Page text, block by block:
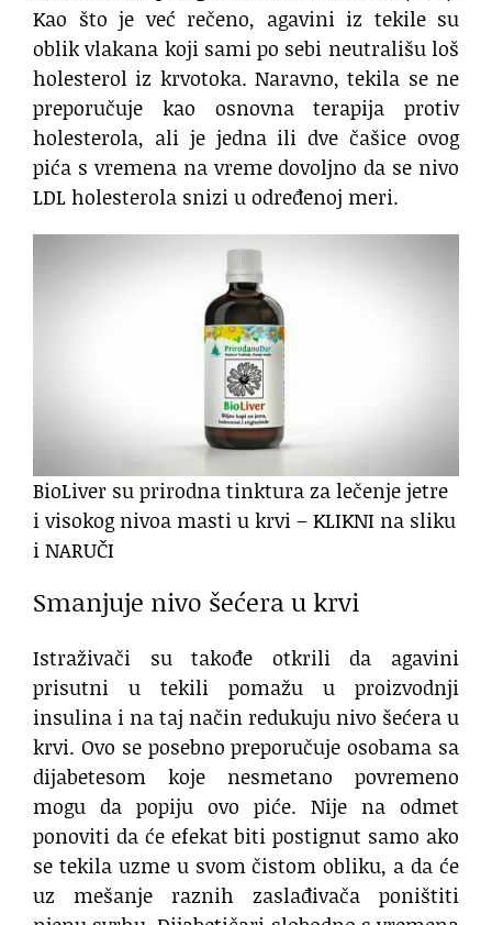
Kao što je već rečeno, agavini iz tekile su
oblik vlakana koji sami po sebi neutrališu loš
holesterol iz krvotoka. Naravno, tekila se ne
preporučuje kao osnovna terapija protiv
holesterola, ali je jedna ili dve čašice ovog
pića s vremena na vreme dovoljno da se nivo
LDL holesterola snizi u određenoj meri.
BioLiver su prirodna tinktura za lečenje jetre
i visokog nivoa masti u krvi – KLIKNI na sliku
i NARUČI
Smanjuje nivo šećera u krvi
Istraživači su takođe otkrili da agavini
prisutni u tekili pomažu u proizvodnji
insulina i na taj način redukuju nivo šećera u
krvi. Ovo se posebno preporučuje osobama sa
dijabetesom koje nesmetano povremeno
mogu da popiju ovo piće. Nije na odmet
ponoviti da će efekat biti postignut samo ako
se tekila uzme u svom čistom obliku, a da će
uz mešanje raznih zaslađivača poništiti